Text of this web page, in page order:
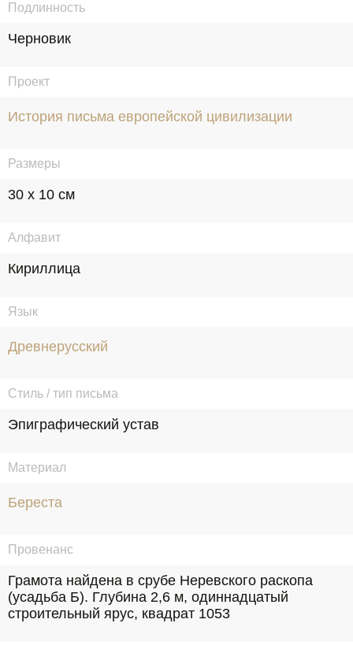
Подлинность
Черновик
Проект
История письма европейской цивилизации
Размеры
30 х 10 см
Алфавит
Кириллица
Язык
Древнерусский
Стиль / тип письма
Эпиграфический устав
Материал
Береста
Провенанс
Грамота найдена в срубе Неревского раскопа
(усадьба Б). Глубина 2,6 м, одиннадцатый
строительный ярус, квадрат 1053